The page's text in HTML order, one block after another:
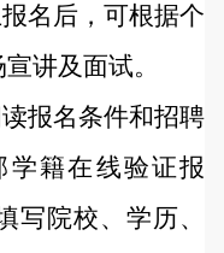
名后，可根据个
讲及面试。
报名条件和招聘
籍在线验证报
写院校、学历、